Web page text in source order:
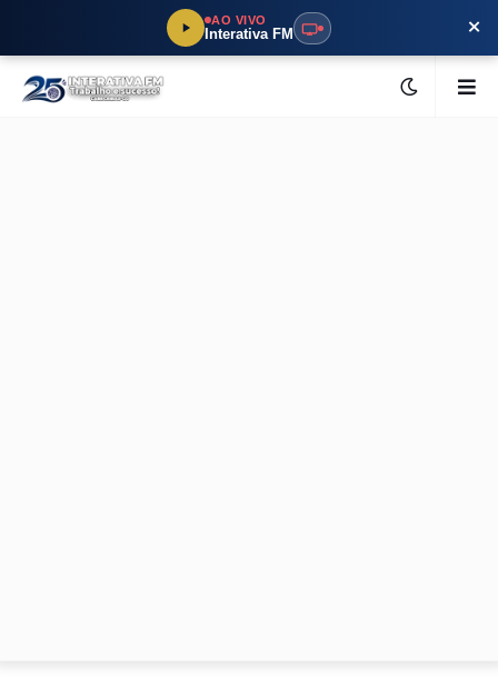
AO VIVO
Interativa FM ×